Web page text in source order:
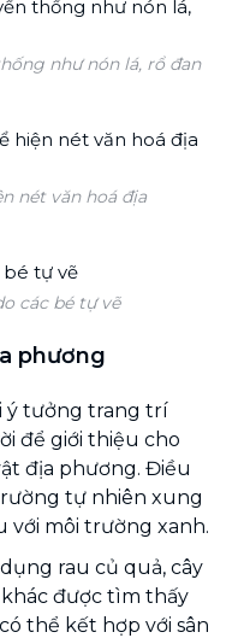
như nón lá, rổ đan
nét văn hoá địa
các bé tự vẽ
phương
ý tưởng trang trí
để giới thiệu cho
địa phương. Điều
tự nhiên xung
môi trường xanh.
rau củ quả, cây
được tìm thấy
thể kết hợp với sân